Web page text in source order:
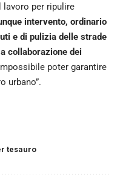
per ripulire
intervento, ordinario
e di pulizia delle strade
collaborazione dei
poter garantire
urbano”.
tesauro